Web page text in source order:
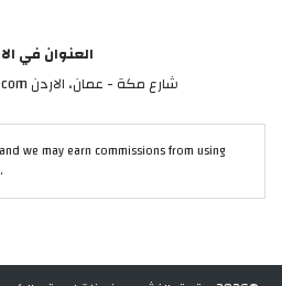
العنوان في
شارع مكة - عمان، الاردن jordan@alcoupon.com
we may earn commissions from using